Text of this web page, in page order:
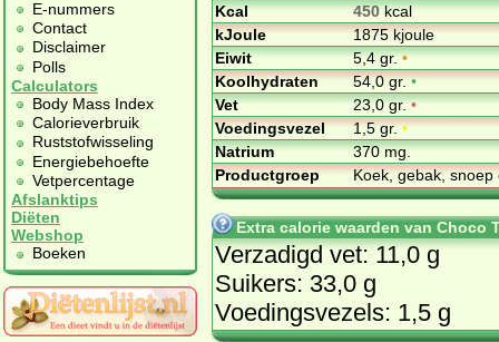
E-nummers
Contact
Disclaimer
Polls
Calculators
Body Mass Index
Calorieverbruik
Ruststofwisseling
Energiebehoefte
Vetpercentage
Afslanktips
Diëten
Webshop
Boeken
Kcal
450kcal
kJoule
1875 kjoule
Eiwit
5,4 gr.•
Koolhydraten
54,0 gr.•
Vet
23,0 gr.•
Voedingsvezel
1,5 gr.•
Natrium
370 mg.
Productgroep
Koek, gebak,
Extra calorie waarden van Choco
Verzadigd vet: 11,0 g
Suikers: 33,0 g
Voedingsvezels: 1,5 g